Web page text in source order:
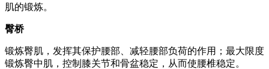
肌的锻炼。
臀桥
锻炼臀肌，发挥其保护腰部、减轻腰部负荷的作用；最大限度
锻炼臀中肌，控制膝关节和骨盆稳定，从而使腰椎稳定。